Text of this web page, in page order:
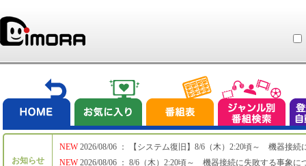
お知らせ
NEW
NEW
2026/08/06 ： 【システム復旧】8/6（木）2:20頃～ 機器接続
2026/08/06 ： 8/6（木）2:20頃～ 機器接続に失敗する事象に